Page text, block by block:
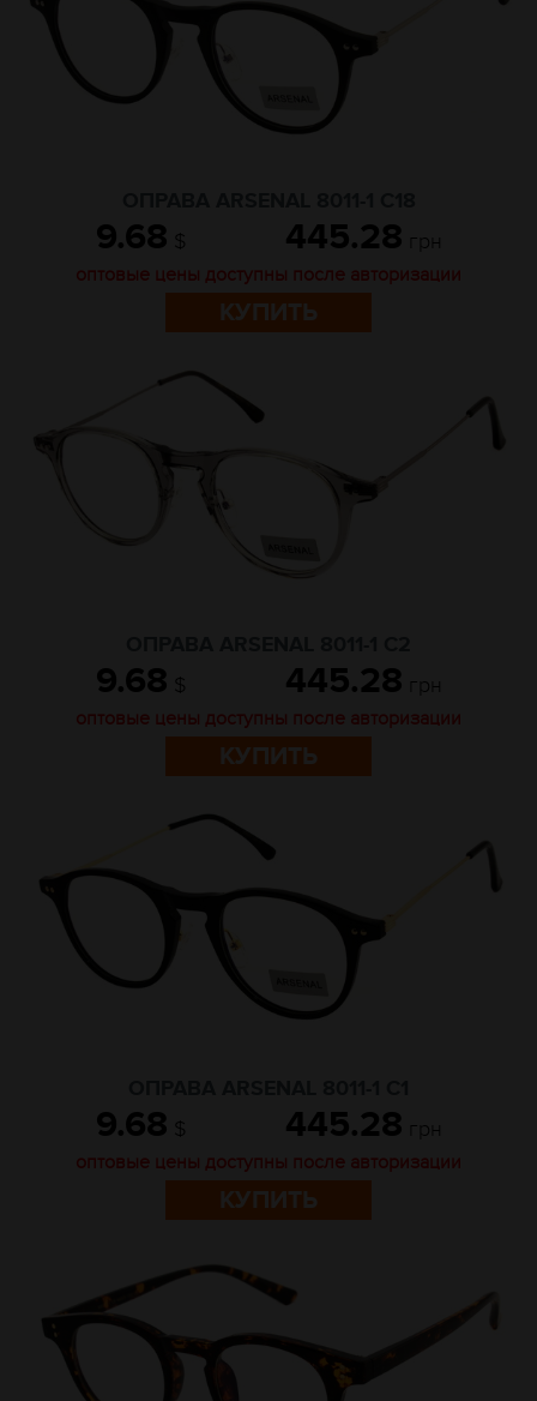
9.68 $ 445.28 грн
оптовые цены доступны после авторизации
КУПИТЬ
9.68 $ 445.28 грн
оптовые цены доступны после авторизации
КУПИТЬ
9.68 $ 445.28 грн
оптовые цены доступны после авторизации
КУПИТЬ